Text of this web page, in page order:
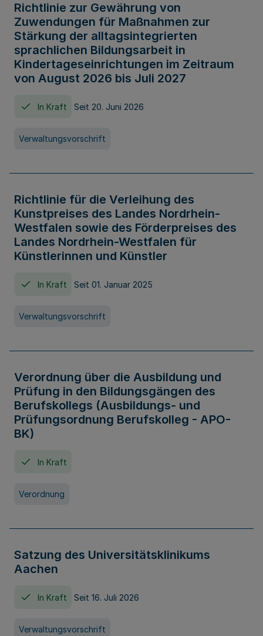
Richtlinie zur Gewährung von
Zuwendungen für Maßnahmen zur
Stärkung der alltagsintegrierten
sprachlichen Bildungsarbeit in
Kindertageseinrichtungen im Zeitraum
von August 2026 bis Juli 2027
In Kraft Seit 20. Juni 2026
Verwaltungsvorschrift
Richtlinie für die Verleihung des
Kunstpreises des Landes Nordrhein-
Westfalen sowie des Förderpreises des
Landes Nordrhein-Westfalen für
Künstlerinnen und Künstler
In Kraft Seit 01. Januar 2025
Verwaltungsvorschrift
Verordnung über die Ausbildung und
Prüfung in den Bildungsgängen des
Berufskollegs (Ausbildungs- und
Prüfungsordnung Berufskolleg - APO-
BK)
In Kraft
Verordnung
Satzung des Universitätsklinikums
Aachen
In Kraft Seit 16. Juli 2026
Verwaltungsvorschrift